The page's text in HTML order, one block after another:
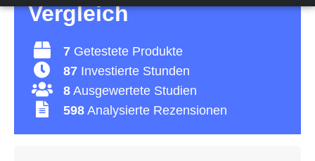
Vergleich
7 Getestete Produkte
87 Investierte Stunden
8 Ausgewertete Studien
598 Analysierte Rezensionen